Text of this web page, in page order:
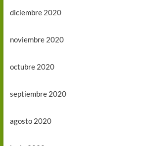
diciembre 2020
noviembre 2020
octubre 2020
septiembre 2020
agosto 2020